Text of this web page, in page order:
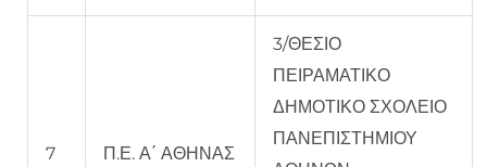
7 Π.Ε. Α΄ ΑΘΗΝΑΣ
3/ΘΕΣΙΟ
ΠΕΙΡΑΜΑΤΙΚΟ
ΔΗΜΟΤΙΚΟ ΣΧΟΛΕΙΟ
ΠΑΝΕΠΙΣΤΗΜΙΟΥ